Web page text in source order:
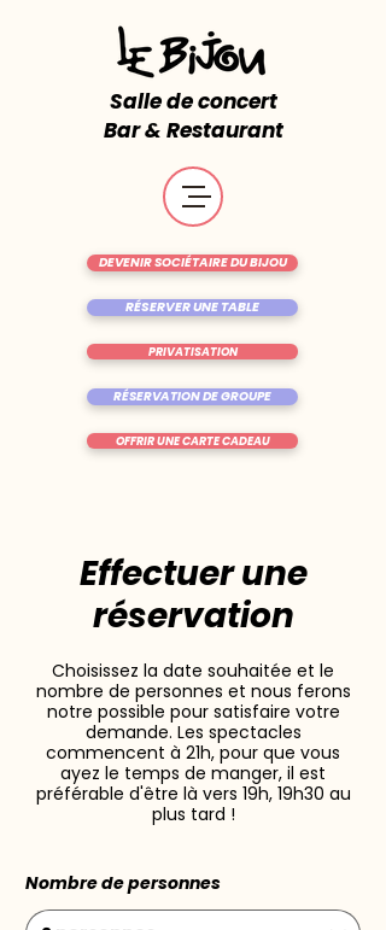
Salle de concert
Bar & Restaurant
RÉSERVER UNE TABLE
OFFRIR UNE CARTE CADEAU
DEVENIR SOCIÉTAIRE DU BIJOU
RÉSERVATION DE GROUPE
PRIVATISATION
Effectuer une
réservation
Choisissez la date souhaitée et le
nombre de personnes et nous ferons
notre possible pour satisfaire votre
demande. Les spectacles
commencent à 21h, pour que vous
ayez le temps de manger, il est
préférable d'être là vers 19h, 19h30 au
plus tard !
Nombre de personnes